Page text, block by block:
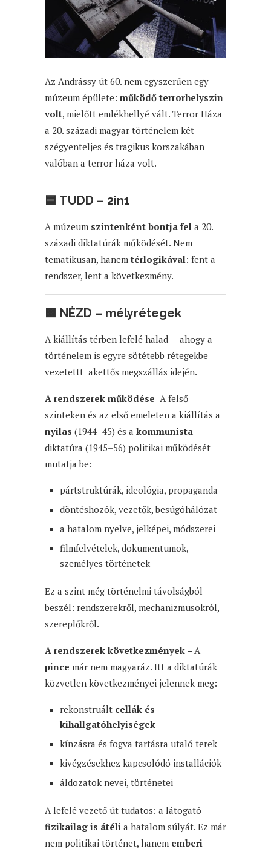
Az Andrássy út 60. nem egyszerűen egy
múzeum épülete: működő terrorhelyszín
volt, mielőtt emlékhellyé vált. Terror Háza
a 20. századi magyar történelem két
szégyenteljes és tragikus korszakában
valóban a terror háza volt.
🟦 TUDD – 2in1
A múzeum szintenként bontja fel a 20.
századi diktatúrák működését. Nem
tematikusan, hanemtérlogikával: fent a
rendszer, lent a következmény.
🟩 NÉZD – mélyrétegek
A kiállítás térben lefelé halad — ahogy a
történelem is egyre sötétebb rétegekbe
vezetettt akettős megszállás idején.
A rendszerek működése A felső
szinteken és az első emeleten a kiállítás a
nyilas (1944–45) és a kommunista
diktatúra (1945–56) politikai működését
mutatja be:
pártstruktúrák, ideológia, propaganda
döntéshozók, vezetők, besúgóhálózat
a hatalom nyelve, jelképei, módszerei
filmfelvételek, dokumentumok,
személyes történetek
Ez a szint még történelmi távolságból
beszél: rendszerekről, mechanizmusokról,
szereplőkről.
A rendszerek következmények – A
pince már nem magyaráz. Itt a diktatúrák
közvetlen következményei jelennek meg:
rekonstruált cellák és
kihallgatóhelyiségek
kínzásra és fogva tartásra utaló terek
kivégzésekhez kapcsolódó installációk
áldozatok nevei, történetei
A lefelé vezető út tudatos: a látogató
fizikailag is átéli a hatalom súlyát. Ez már
nem politikai történet, hanem emberi